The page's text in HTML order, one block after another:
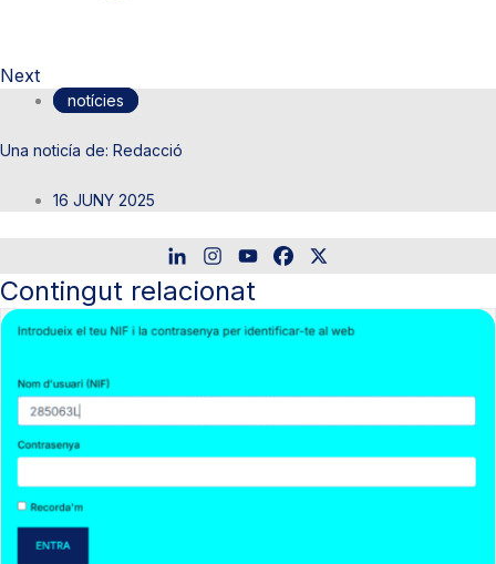
Next
notícies
Redacció
16 JUNY 2025
Contingut relacionat